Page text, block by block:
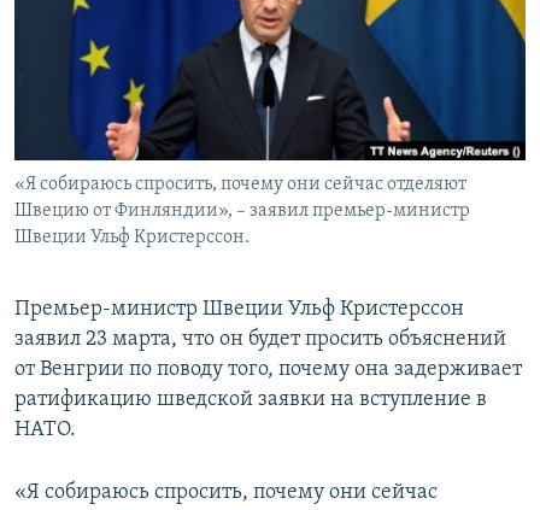
КРЫМ.НЕПОКОРЕННЫЙ
УКРАИНСКАЯ ПРОБЛЕМА КРЫМА
ПРИСОЕДИНЯЙТЕСЬ!
Все сайты RFE/RL
«Я собираюсь спросить, почему они сейчас отделяют
Швецию от Финляндии», – заявил премьер-министр
Швеции Ульф Кристерссон.
Премьер-министр Швеции Ульф Кристерссон
заявил 23 марта, что он будет просить объяснений
от Венгрии по поводу того, почему она задерживает
ратификацию шведской заявки на вступление в
НАТО.
«Я собираюсь спросить, почему они сейчас